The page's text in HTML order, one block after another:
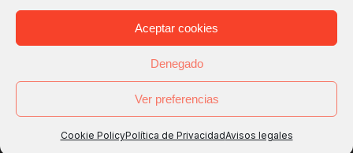
Aceptar cookies
Denegado
Ver preferencias
Cookie PolicyPolítica de PrivacidadAvisos legales
CopyrightM2B TECHNOLOGIES, S.L.2026 - All Rights
Reserved -Avisos legales -Política de Privacidad-